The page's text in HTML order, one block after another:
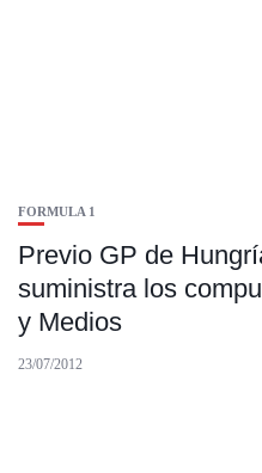
FORMULA 1
Previo GP de
suministra los
y Medios
23/07/2012